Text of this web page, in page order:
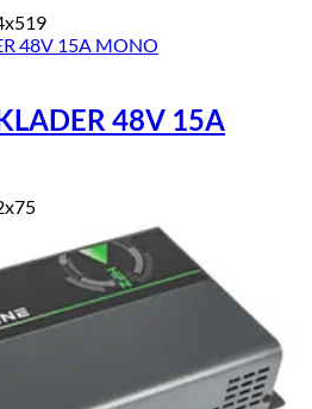
48V 15A